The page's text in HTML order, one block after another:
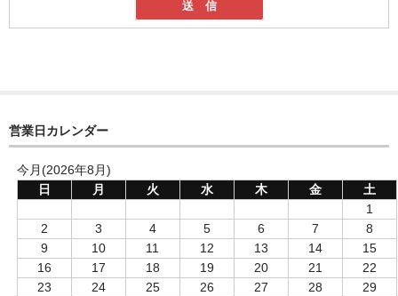
営業日カレンダー
今月(2026年8月)
日
月 火 水 木 金
土
1
2
3 4 5 6 7
8
9
10 11 12 13 14
15
16
17 18 19 20 21
22
23
24 25 26 27 28
29